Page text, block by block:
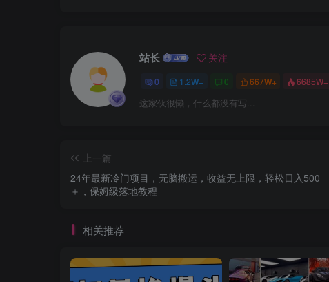
站长 关注
0 1.2W+ 0 667W+ 6685W+
这家伙很懒，什么都没有写...
上一篇
24年最新冷门项目，无脑搬运，收益无上限，轻松日入500
＋，保姆级落地教程
相关推荐